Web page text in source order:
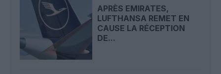
APRÈS EMIRATES,
LUFTHANSA REMET EN
CAUSE LA RÉCEPTION
DE...